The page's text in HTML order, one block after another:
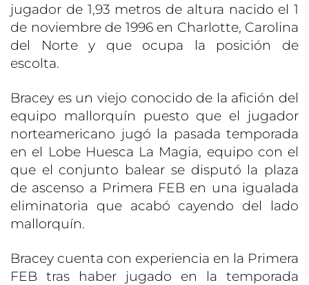
jugador de 1,93 metros de altura nacido el 1
de noviembre de 1996 en Charlotte, Carolina
del Norte y que ocupa la posición de
escolta.
Bracey es un viejo conocido de la afición del
equipo mallorquín puesto que el jugador
norteamericano jugó la pasada temporada
en el Lobe Huesca La Magia, equipo con el
que el conjunto balear se disputó la plaza
de ascenso a Primera FEB en una igualada
eliminatoria que acabó cayendo del lado
mallorquín.
Bracey cuenta con experiencia en la Primera
FEB tras haber jugado en la temporada